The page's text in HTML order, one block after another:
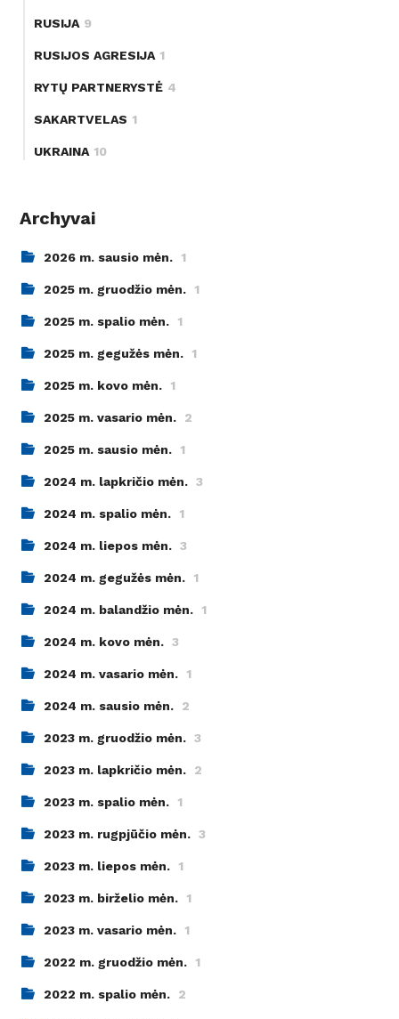
RUSIJA 9
RUSIJOS AGRESIJA 1
RYTŲ PARTNERYSTĖ 4
SAKARTVELAS 1
UKRAINA 10
Archyvai
2026 m. sausio mėn. 1
2025 m. gruodžio mėn. 1
2025 m. spalio mėn. 1
2025 m. gegužės mėn. 1
2025 m. kovo mėn. 1
2025 m. vasario mėn. 2
2025 m. sausio mėn. 1
2024 m. lapkričio mėn. 3
2024 m. spalio mėn. 1
2024 m. liepos mėn. 3
2024 m. gegužės mėn. 1
2024 m. balandžio mėn. 1
2024 m. kovo mėn. 3
2024 m. vasario mėn. 1
2024 m. sausio mėn. 2
2023 m. gruodžio mėn. 3
2023 m. lapkričio mėn. 2
2023 m. spalio mėn. 1
2023 m. rugpjūčio mėn. 3
2023 m. liepos mėn. 1
2023 m. birželio mėn. 1
2023 m. vasario mėn. 1
2022 m. gruodžio mėn. 1
2022 m. spalio mėn. 2